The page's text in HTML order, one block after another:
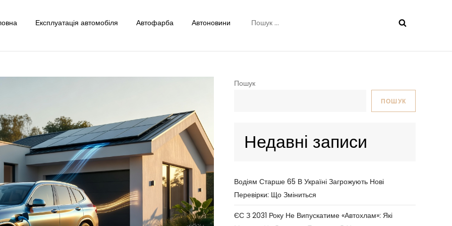
Експлуатація автомобіля Автофарба Автоновини
Пошук
ПОШУК
Недавні записи
Водіям Старше 65 В Україні Загрожують Нові
Перевірки: Що Зміниться
ЄС З 2031 Року Не Випускатиме «автохлам»: Які